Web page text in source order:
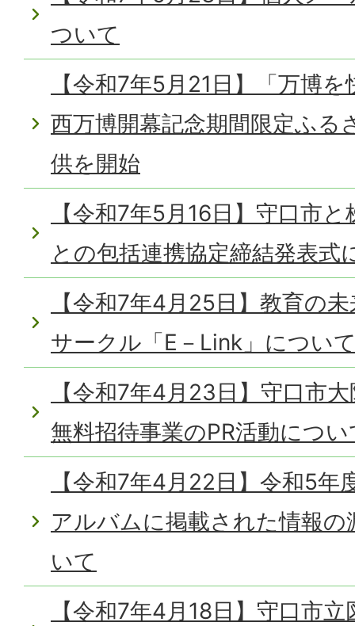
ついて
【令和7年5月21日】「万博
西万博開幕記念期間限定ふる
供を開始
【令和7年5月16日】守口市
との包括連携協定締結発表式
【令和7年4月25日】教育の
サークル「E－Link」につい
【令和7年4月23日】守口市
無料招待事業のPR活動につい
【令和7年4月22日】令和5
アルバムに掲載された情報
いて
【令和7年4月18日】守口市